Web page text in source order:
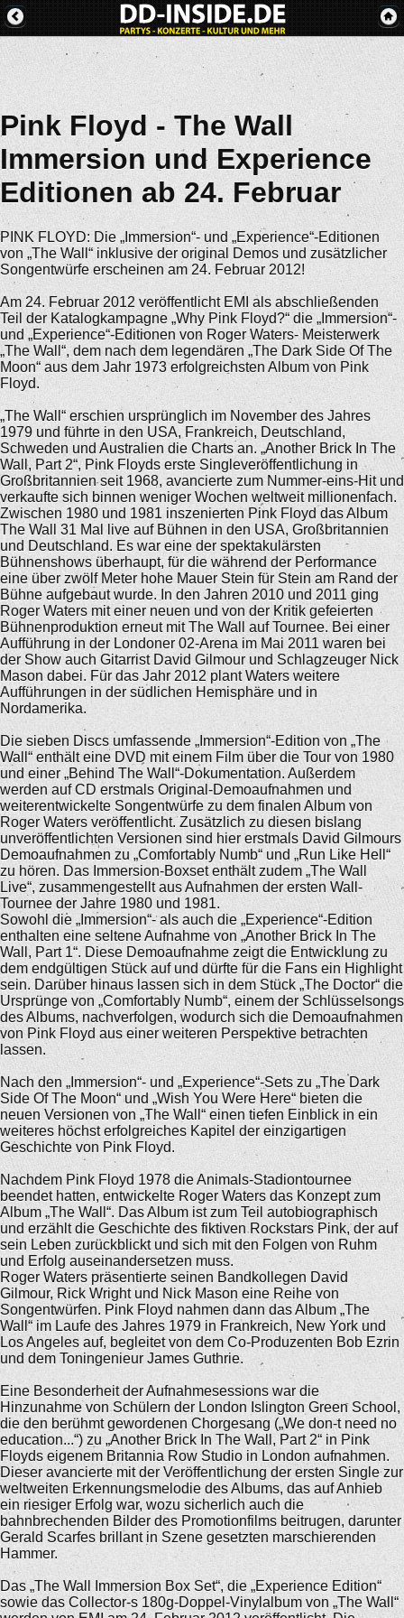
Pink Floyd - The Wall
Immersion und Experience
Editionen ab 24. Februar
PINK FLOYD: Die „Immersion“- und „Experience“-Editionen
von „The Wall“ inklusive der original Demos und zusätzlicher
Songentwürfe erscheinen am 24. Februar 2012!
Am 24. Februar 2012 veröffentlicht EMI als abschließenden
Teil der Katalogkampagne „Why Pink Floyd?“ die „Immersion“-
und „Experience“-Editionen von Roger Waters- Meisterwerk
„The Wall“, dem nach dem legendären „The Dark Side Of The
Moon“ aus dem Jahr 1973 erfolgreichsten Album von Pink
Floyd.
„The Wall“ erschien ursprünglich im November des Jahres
1979 und führte in den USA, Frankreich, Deutschland,
Schweden und Australien die Charts an. „Another Brick In The
Wall, Part 2“, Pink Floyds erste Singleveröffentlichung in
Großbritannien seit 1968, avancierte zum Nummer-eins-Hit und
verkaufte sich binnen weniger Wochen weltweit millionenfach.
Zwischen 1980 und 1981 inszenierten Pink Floyd das Album
The Wall 31 Mal live auf Bühnen in den USA, Großbritannien
und Deutschland. Es war eine der spektakulärsten
Bühnenshows überhaupt, für die während der Performance
eine über zwölf Meter hohe Mauer Stein für Stein am Rand der
Bühne aufgebaut wurde. In den Jahren 2010 und 2011 ging
Roger Waters mit einer neuen und von der Kritik gefeierten
Bühnenproduktion erneut mit The Wall auf Tournee. Bei einer
Aufführung in der Londoner 02-Arena im Mai 2011 waren bei
der Show auch Gitarrist David Gilmour und Schlagzeuger Nick
Mason dabei. Für das Jahr 2012 plant Waters weitere
Aufführungen in der südlichen Hemisphäre und in
Nordamerika.
Die sieben Discs umfassende „Immersion“-Edition von „The
Wall“ enthält eine DVD mit einem Film über die Tour von 1980
und einer „Behind The Wall“-Dokumentation. Außerdem
werden auf CD erstmals Original-Demoaufnahmen und
weiterentwickelte Songentwürfe zu dem finalen Album von
Roger Waters veröffentlicht. Zusätzlich zu diesen bislang
unveröffentlichten Versionen sind hier erstmals David Gilmours
Demoaufnahmen zu „Comfortably Numb“ und „Run Like Hell“
zu hören. Das Immersion-Boxset enthält zudem „The Wall
Live“, zusammengestellt aus Aufnahmen der ersten Wall-
Tournee der Jahre 1980 und 1981.
Sowohl die „Immersion“- als auch die „Experience“-Edition
enthalten eine seltene Aufnahme von „Another Brick In The
Wall, Part 1“. Diese Demoaufnahme zeigt die Entwicklung zu
dem endgültigen Stück auf und dürfte für die Fans ein Highlight
sein. Darüber hinaus lassen sich in dem Stück „The Doctor“ die
Ursprünge von „Comfortably Numb“, einem der Schlüsselsongs
des Albums, nachverfolgen, wodurch sich die Demoaufnahmen
von Pink Floyd aus einer weiteren Perspektive betrachten
lassen.
Nach den „Immersion“- und „Experience“-Sets zu „The Dark
Side Of The Moon“ und „Wish You Were Here“ bieten die
neuen Versionen von „The Wall“ einen tiefen Einblick in ein
weiteres höchst erfolgreiches Kapitel der einzigartigen
Geschichte von Pink Floyd.
Nachdem Pink Floyd 1978 die Animals-Stadiontournee
beendet hatten, entwickelte Roger Waters das Konzept zum
Album „The Wall“. Das Album ist zum Teil autobiographisch
und erzählt die Geschichte des fiktiven Rockstars Pink, der auf
sein Leben zurückblickt und sich mit den Folgen von Ruhm
und Erfolg auseinandersetzen muss.
Roger Waters präsentierte seinen Bandkollegen David
Gilmour, Rick Wright und Nick Mason eine Reihe von
Songentwürfen. Pink Floyd nahmen dann das Album „The
Wall“ im Laufe des Jahres 1979 in Frankreich, New York und
Los Angeles auf, begleitet von dem Co-Produzenten Bob Ezrin
und dem Toningenieur James Guthrie.
Eine Besonderheit der Aufnahmesessions war die
Hinzunahme von Schülern der London Islington Green School,
die den berühmt gewordenen Chorgesang („We don-t need no
education...“) zu „Another Brick In The Wall, Part 2“ in Pink
Floyds eigenem Britannia Row Studio in London aufnahmen.
Dieser avancierte mit der Veröffentlichung der ersten Single zur
weltweiten Erkennungsmelodie des Albums, das auf Anhieb
ein riesiger Erfolg war, wozu sicherlich auch die
bahnbrechenden Bilder des Promotionfilms beitrugen, darunter
Gerald Scarfes brillant in Szene gesetzten marschierenden
Hammer.
Das „The Wall Immersion Box Set“, die „Experience Edition“
sowie das Collector-s 180g-Doppel-Vinylalbum von „The Wall“